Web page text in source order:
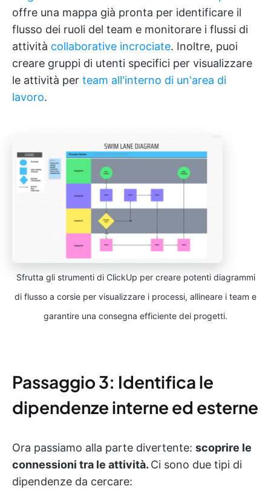
offre una mappa già pronta per identificare il
flusso dei ruoli del team e monitorare i flussi di
attività collaborative incrociate. Inoltre, puoi
creare gruppi di utenti specifici per visualizzare
le attività per team all'interno di un'area di
lavoro.
Sfrutta gli strumenti di ClickUp per creare potenti diagrammi
di flusso a corsie per visualizzare i processi, allineare i team e
garantire una consegna efficiente dei progetti.
Passaggio 3: Identifica le
dipendenze interne ed esterne
Ora passiamo alla parte divertente: scoprire le
connessioni tra le attività. Ci sono due tipi di
dipendenze da cercare: